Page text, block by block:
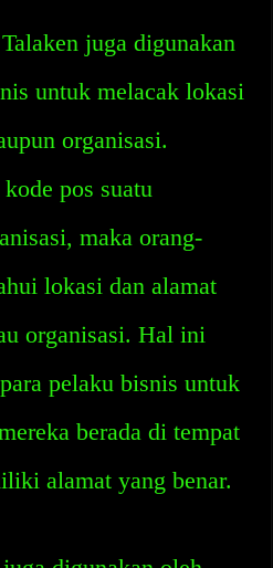
juga digunakan
untuk melacak lokasi
organisasi.
pos suatu
maka orang-
lokasi dan alamat
organisasi. Hal ini
pelaku bisnis untuk
berada di tempat
alamat yang benar.